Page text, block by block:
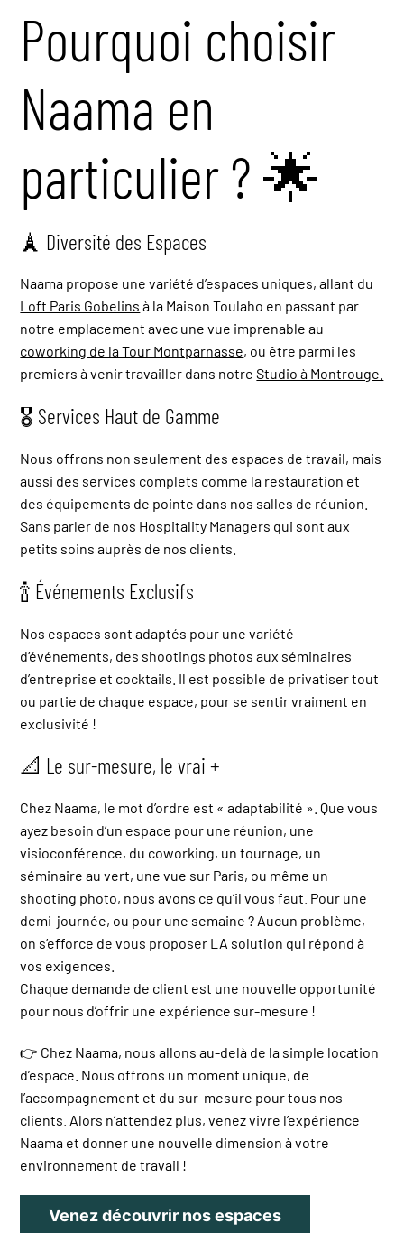
Pourquoi choisir
Naama en
particulier ? 🌟
🗼 Diversité des Espaces
Naama propose une variété d’espaces uniques, allant du
Loft Paris Gobelins à la Maison Toulaho en passant par
notre emplacement avec une vue imprenable au
coworking de la Tour Montparnasse, ou être parmi les
premiers à venir travailler dans notreStudio à Montrouge.
🎖 Services Haut de Gamme
Nous offrons non seulement des espaces de travail, mais
aussi des services complets comme la restauration et
des équipements de pointe dans nos salles de réunion.
Sans parler de nos Hospitality Managers qui sont aux
petits soins auprès de nos clients.
🍾 Événements Exclusifs
Nos espaces sont adaptés pour une variété
d’événements, des shootings photosaux séminaires
d’entreprise et cocktails. Il est possible de privatiser tout
ou partie de chaque espace, pour se sentir vraiment en
exclusivité !
📐 Le sur-mesure, le vrai +
Chez Naama, le mot d’ordre est « adaptabilité ». Que vous
ayez besoin d’un espace pour une réunion, une
visioconférence, du coworking, un tournage, un
séminaire au vert, une vue sur Paris, ou même un
shooting photo, nous avons ce qu’il vous faut. Pour une
demi-journée, ou pour une semaine ? Aucun problème,
on s’efforce de vous proposer LA solution qui répond à
vos exigences.
Chaque demande de client est une nouvelle opportunité
pour nous d’offrir une expérience sur-mesure !
👉 Chez Naama, nous allons au-delà de la simple location
d’espace. Nous offrons un moment unique, de
l’accompagnement et du sur-mesure pour tous nos
clients. Alors n’attendez plus, venez vivre l’expérience
Naama et donner une nouvelle dimension à votre
environnement de travail !
Venez découvrir nos espaces